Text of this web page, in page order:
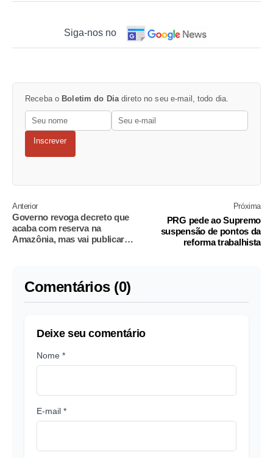
Siga-nos no
Receba o Boletim do Diadireto no seu e-mail, todo dia.
Inscrever
Anterior
Governo revoga decreto que
acaba com reserva na
Amazônia, mas vai publicar
Próxima
PRG pede ao Supremo
suspensão de pontos da
reforma trabalhista
Comentários (0)
Deixe seu comentário
Nome *
E-mail *